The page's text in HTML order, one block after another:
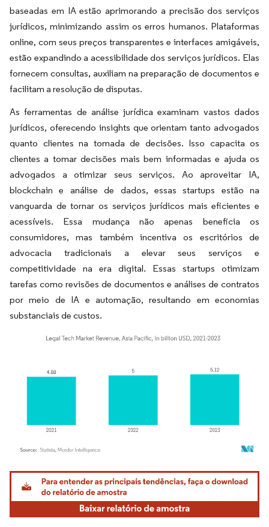
baseadas em IA estão aprimorando a precisão dos serviços
jurídicos, minimizando assim os erros humanos. Plataformas
online, com seus preços transparentes e interfaces amigáveis,
estão expandindo a acessibilidade dos serviços jurídicos. Elas
fornecem consultas, auxiliam na preparação de documentos e
facilitam a resolução de disputas.
As ferramentas de análise jurídica examinam vastos dados
jurídicos, oferecendo insights que orientam tanto advogados
quanto clientes na tomada de decisões. Isso capacita os
clientes a tomar decisões mais bem informadas e ajuda os
advogados a otimizar seus serviços. Ao aproveitar IA,
blockchain e análise de dados, essas startups estão na
vanguarda de tornar os serviços jurídicos mais eficientes e
acessíveis. Essa mudança não apenas beneficia os
consumidores, mas também incentiva os escritórios de
advocacia tradicionais a elevar seus serviços e
competitividade na era digital. Essas startups otimizam
tarefas como revisões de documentos e análises de contratos
por meio de IA e automação, resultando em economias
substanciais de custos.
Imagem © Mordor Intelligence. O reuso requer atribuição conforme CC BY 4.0.